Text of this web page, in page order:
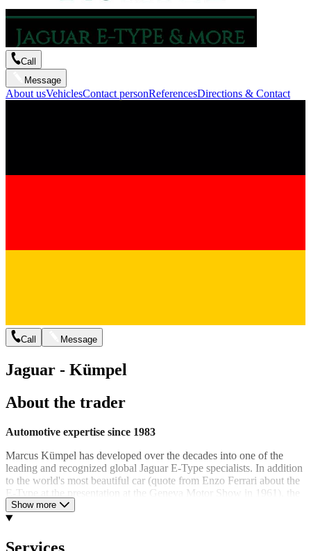
Call
Message
About usVehiclesContact personReferencesDirections & Contact
Call Message
Jaguar - Kümpel
About the trader
Automotive expertise since 1983
Marcus Kümpel has developed over the decades into one of the
leading and recognized global Jaguar E-Type specialists. In addition
to the world's most beautiful car (quote from Enzo Ferrari about the
E-Type at the presentation at the Geneva Motor Show in 1961), the
Kümpel company also deals with all other Jaguar vintage cars and
several other English classics. With our expertise and passion, we
brokerage.
Show more